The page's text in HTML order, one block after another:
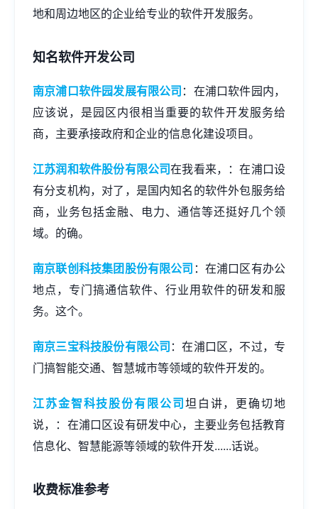
地和周边地区的企业给专业的软件开发服务。
知名软件开发公司
南京浦口软件园发展有限公司 ：在浦口软件园内，
应该说，是园区内很相当重要的软件开发服务给
商，主要承接政府和企业的信息化建设项目。
江苏润和软件股份有限公司在我看来，：在浦口设
有分支机构，对了，是国内知名的软件外包服务给
商，业务包括金融、电力、通信等还挺好几个领
域。的确。
南京联创科技集团股份有限公司 ：在浦口区有办公
地点，专门搞通信软件、行业用软件的研发和服
务。这个。
南京三宝科技股份有限公司 ：在浦口区，不过，专
门搞智能交通、智慧城市等领域的软件开发的。
江苏金智科技股份有限公司 坦白讲，更确切地
说，：在浦口区设有研发中心，主要业务包括教育
信息化、智慧能源等领域的软件开发......话说。
收费标准参考